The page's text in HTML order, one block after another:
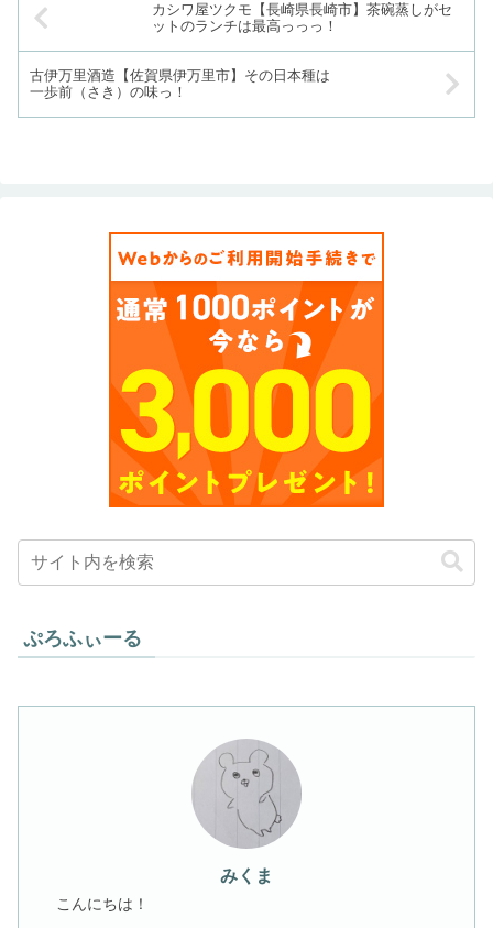
カシワ屋ツクモ【長崎県長崎市】茶碗蒸しがセ
ットのランチは最高っっっ！
古伊万里酒造【佐賀県伊万里市】その日本種は
一歩前（さき）の味っ！
ぷろふぃーる
みくま
こんにちは！